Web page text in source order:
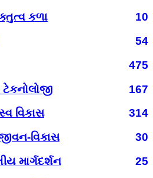
કળા
10
54
475
ટેકનોલોજી
167
વિકાસ
314
વિકાસ
30
માર્ગદર્શન
25